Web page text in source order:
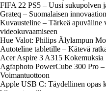
FIFA 22 PS5 – Uusi sukupolven
Grateq – Suomalaisen
Kuvausteline – Tärkeä apuväline
videokuvaamiseen
Hue Valot: Philips Älylampun
Autoteline tabletille – Kätevä
Acer Aspire 3 A315 Kokemuksia
Agfaphoto PowerCube 300 Pro
Voimantuottoon
Apple USB C: Täydellinen opas